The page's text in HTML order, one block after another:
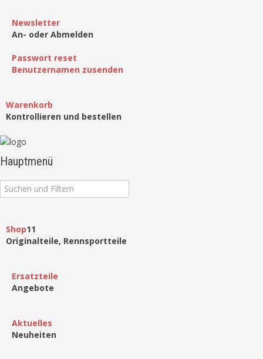
Newsletter
An- oder Abmelden
Passwort reset
Benutzernamen zusenden
Warenkorb
Kontrollieren und bestellen
Hauptmenü
Shop11
Originalteile, Rennsportteile
Ersatzteile
Angebote
Aktuelles
Neuheiten